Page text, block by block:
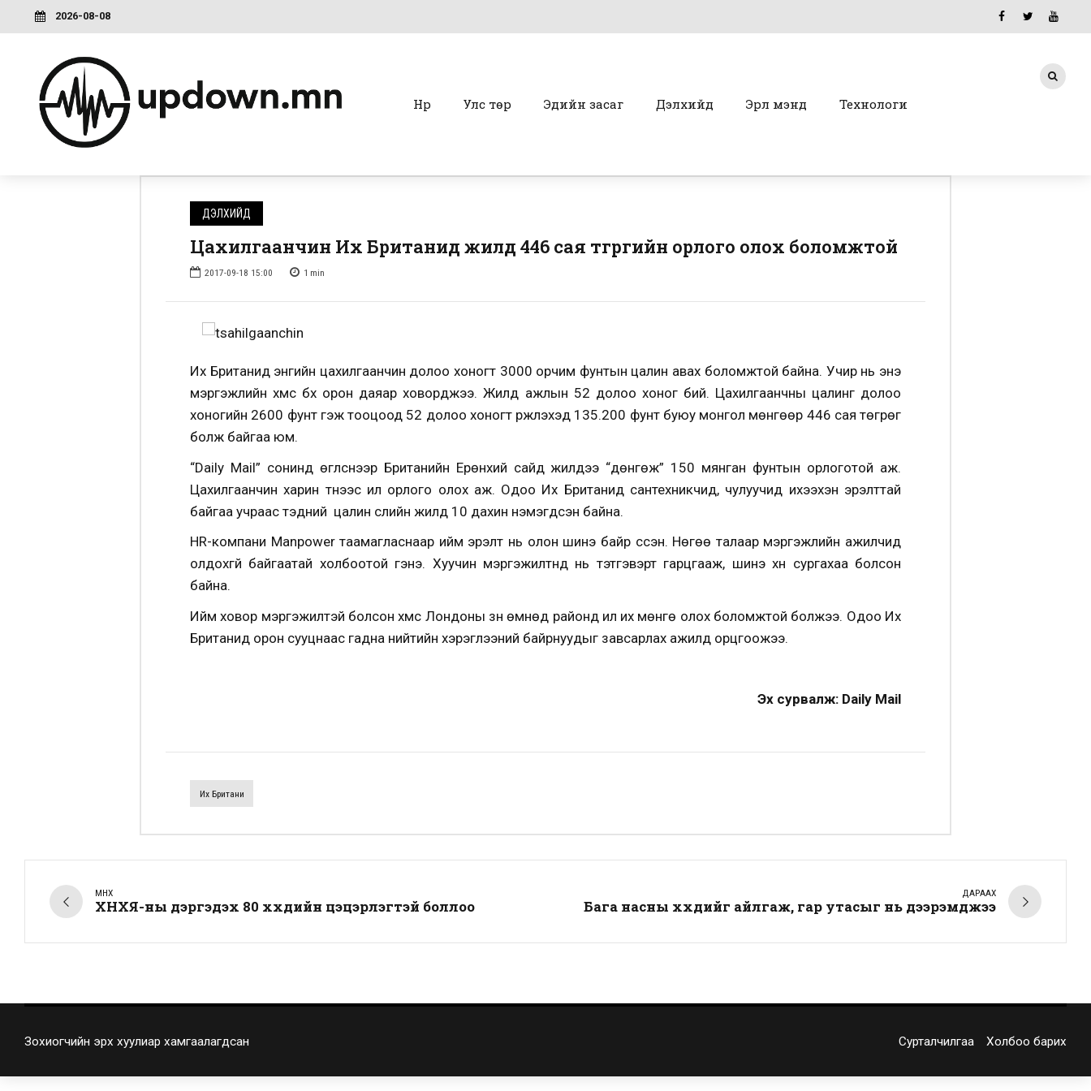
2026-08-08
Нүүр Улс төр Эдийн засаг Дэлхийд Эрүүл мэнд Технологи
ДЭЛХИЙД
Цахилгаанчин Их Британид жилд 446 сая төгрөгийн орлого олох боломжтой
2017-09-18 15:00 1 min
Их Британид энгийн цахилгаанчин долоо хоногт 3000 орчим фунтын цалин авах боломжтой байна. Учир нь энэ
мэргэжлийн хүмүүс бүх орон даяар ховорджээ. Жилд ажлын 52 долоо хоног бий. Цахилгаанчны цалинг долоо
хоногийн 2600 фунт гэж тооцоод 52 долоо хоногт үржүүлэхэд 135.200 фунт буюу монгол мөнгөөр 446 сая төгрөг
болж байгаа юм.
“Daily Mail” сонинд өгүүлснээр Британийн Ерөнхий сайд жилдээ “дөнгөж” 150 мянган фунтын орлоготой аж.
Цахилгаанчин харин түүнээс илүү орлого олох аж. Одоо Их Британид сантехникчид, чулуучид ихээхэн эрэлттай
байгаа учраас тэдний цалин сүүлийн жилд 10 дахин нэмэгдсэн байна.
HR-компани Manpower таамагласнаар ийм эрэлт нь олон шинэ байр үүссэн. Нөгөө талаар мэргэжлийн ажилчид
олдохгүй байгаатай холбоотой гэнэ. Хуучин мэргэжилтнүүд нь тэтгэвэрт гарцгааж, шинэ хүн сургахаа болсон
байна.
Ийм ховор мэргэжилтэй болсон хүмүүс Лондоны зүүн өмнөд районд илүү их мөнгө олох боломжтой болжээ. Одоо Их
Британид орон сууцнаас гадна нийтийн хэрэглээний байрнуудыг завсарлах ажилд орцгоожээ.
Эх сурвалж: Daily Mail
Их Британи
ӨМНӨХ
ХНХЯ-ны дэргэдэх 80 хүүхдийн цэцэрлэгтэй боллоо
ДАРААХ
Бага насны хүүхдийг айлгаж, гар утасыг нь дээрэмджээ
Зохиогчийн эрх хуулиар хамгаалагдсан Сурталчилгаа Холбоо барих